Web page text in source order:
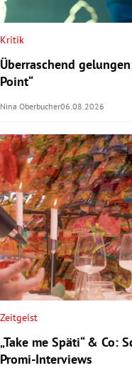
Kritik
Überraschend
Point“
Nina Oberbucher06.08.2026
Zeitgeist
„Take me Späti“ & Co:
Promi-Interviews